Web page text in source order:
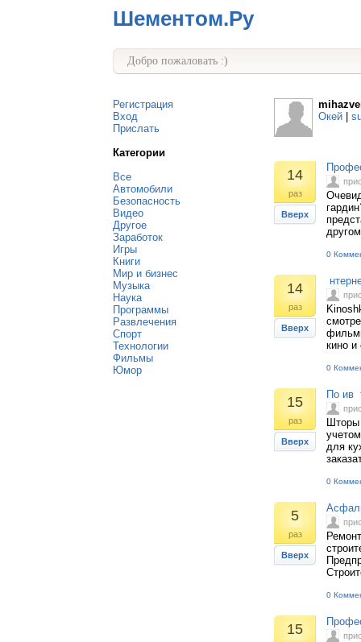
Шементом.Ру
Добро пожаловать :)
Регистрация
Вход
Прислать
Категории
Все
Автомобили
Безопасность
Видео
Другое
Заработок
Игры
Книги
Мир и бизнес
Музыка
Наука
Программы
Развлечения
Спорт
Технологии
Фильмы
Юмор
Окей
14
раз
Вверх
0
14
раз
Вверх
кино и
0
15
раз
Вверх
По ив
Шторы
для
0
5
раз
Вверх
0
15